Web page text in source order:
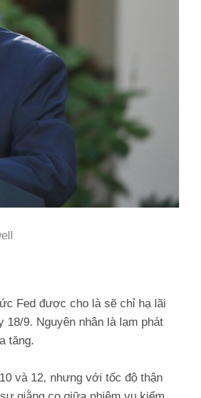
Fed được cho là sẽ chỉ hạ lãi
18/9. Nguyên nhân là lạm phát
tăng.
và 12, nhưng với tốc độ thận